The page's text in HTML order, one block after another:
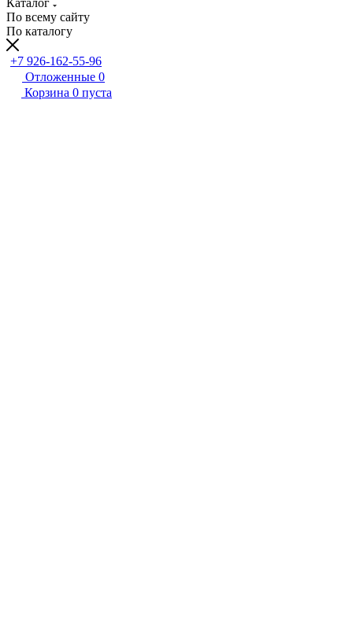
По всему сайту
По каталогу
+7 926-162-55-96
Отложенные 0
Корзина 0 пуста